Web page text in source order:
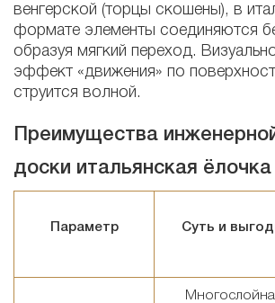
венгерской (торцы скошены), в
формате элементы соединяются
образуя мягкий переход.
эффект «движения» по
струится волной.
Преимущества
доски итальянская ёлочка
Параметр Суть и